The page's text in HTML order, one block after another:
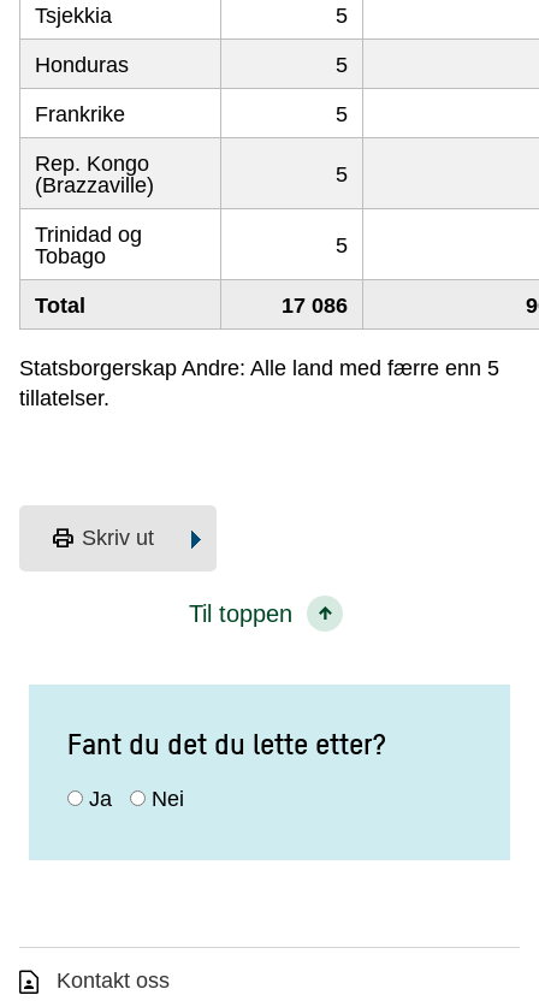
Tsjekkia 5
Honduras 5
Frankrike 5
Rep. Kongo
(Brazzaville)
5
Trinidad og
Tobago
5
Total 17 086
Statsborgerskap Andre: Alle land med færre enn 5
tillatelser.
print Skriv ut
Til toppen
Fant du det du lette etter?
Ja Nei
Kontakt oss